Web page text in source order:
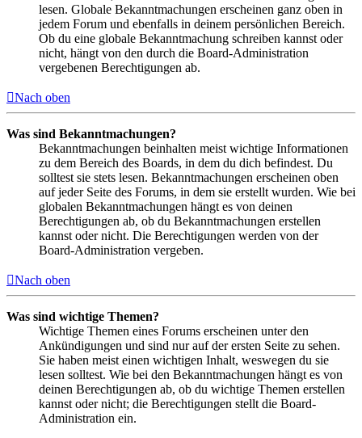
lesen. Globale Bekanntmachungen erscheinen ganz oben in
jedem Forum und ebenfalls in deinem persönlichen Bereich.
Ob du eine globale Bekanntmachung schreiben kannst oder
nicht, hängt von den durch die Board-Administration
vergebenen Berechtigungen ab.
Nach oben
Was sind Bekanntmachungen?
Bekanntmachungen beinhalten meist wichtige Informationen
zu dem Bereich des Boards, in dem du dich befindest. Du
solltest sie stets lesen. Bekanntmachungen erscheinen oben
auf jeder Seite des Forums, in dem sie erstellt wurden. Wie bei
globalen Bekanntmachungen hängt es von deinen
Berechtigungen ab, ob du Bekanntmachungen erstellen
kannst oder nicht. Die Berechtigungen werden von der
Board-Administration vergeben.
Nach oben
Was sind wichtige Themen?
Wichtige Themen eines Forums erscheinen unter den
Ankündigungen und sind nur auf der ersten Seite zu sehen.
Sie haben meist einen wichtigen Inhalt, weswegen du sie
lesen solltest. Wie bei den Bekanntmachungen hängt es von
deinen Berechtigungen ab, ob du wichtige Themen erstellen
kannst oder nicht; die Berechtigungen stellt die Board-
Administration ein.